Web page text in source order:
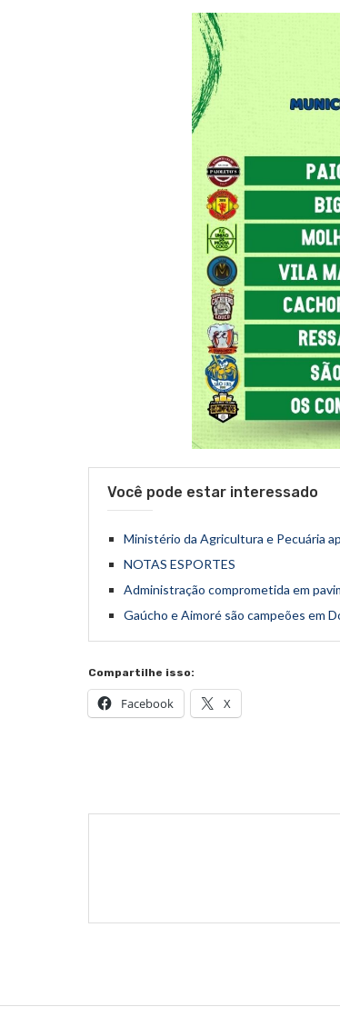
Você pode estar interessado
Ministério da Agricultura e Pecuária
NOTAS ESPORTES
Administração comprometida em
Gaúcho e Aimoré são campeões em
Compartilhe isso:
Facebook X